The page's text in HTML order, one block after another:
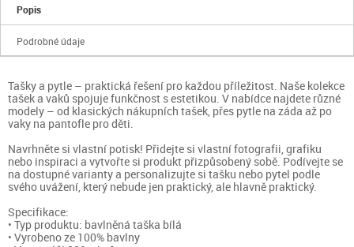
Popis
Podrobné údaje
Tašky a pytle – praktická řešení pro každou příležitost. Naše kolekce
tašek a vaků spojuje funkčnost s estetikou. V nabídce najdete různé
modely – od klasických nákupních tašek, přes pytle na záda až po
vaky na pantofle pro děti.
Navrhněte si vlastní potisk! Přidejte si vlastní fotografii, grafiku
nebo inspiraci a vytvořte si produkt přizpůsobený sobě. Podívejte se
na dostupné varianty a personalizujte si tašku nebo pytel podle
svého uvážení, který nebude jen praktický, ale hlavně praktický.
Specifikace:
• Typ produktu: bavlněná taška bílá
• Vyrobeno ze 100% bavlny